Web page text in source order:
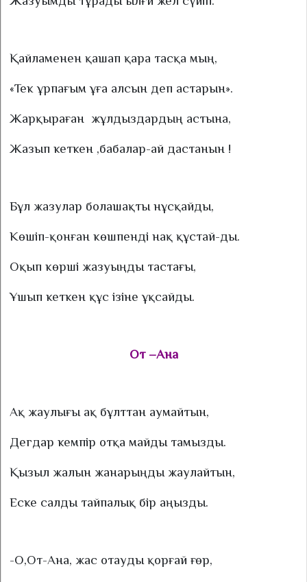
Қайламенен қашап қара тасқа мың,
«Тек ұрпағым ұға алсын деп астарын».
Жарқыраған жұлдыздардың астына,
Жазып кеткен ,бабалар-ай дастанын !
Бұл жазулар болашақты нұсқайды,
Көшіп-қонған көшпенді нақ құстай-ды.
Оқып көрші жазуыңды тастағы,
Ұшып кеткен құс ізіне ұқсайды.
От –Ана
Ақ жаулығы ақ бұлттан аумайтын,
Дегдар кемпір отқа майды тамызды.
Қызыл жалын жанарыңды жаулайтын,
Еске салды тайпалық бір аңызды.
-О,От-Ана, жас отауды қорғай ғөр,